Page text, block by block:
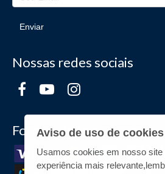
Enviar
Nossas redes sociais
Formas de Pagamento
Aviso de uso de cookies
Usamos cookies em nosso site
experiência mais